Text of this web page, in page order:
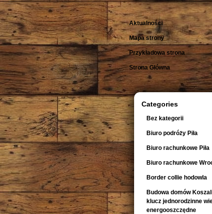
Aktualności
Mapa strony
Przykładowa strona
Strona Główna
Categories
Bez kategorii
Biuro podróży Piła
Biuro rachunkowe Piła
Biuro rachunkowe
Border collie hodowla
Budowa domów
klucz jednorodzinne
energooszczędne